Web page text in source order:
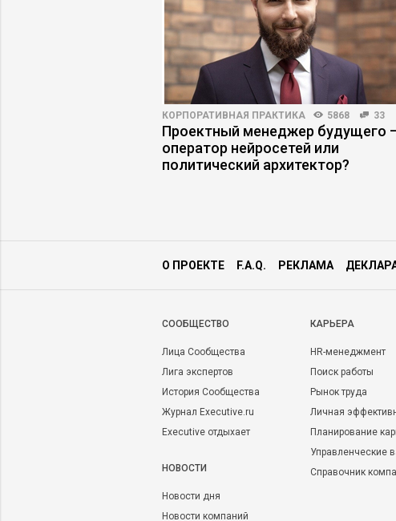
КОРПОРАТИВНАЯ ПРАКТИКА 5868 33
Проектный менеджер будущего
оператор нейросетей или
политический архитектор?
О ПРОЕКТЕ F.A.Q. РЕКЛАМА
CООБЩЕСТВО
Лица Сообщества
Лига экспертов
История Сообщества
Журнал Executive.ru
Executive отдыхает
НОВОСТИ
Новости дня
Новости компаний
КАРЬЕРА
HR-менеджмент
Поиск работы
Рынок труда
Личная
Планирование
Управленческие
Справочник